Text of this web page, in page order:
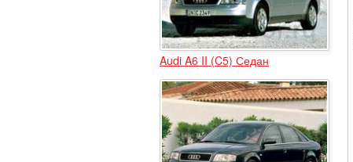
Audi A6 II (C5) Седан